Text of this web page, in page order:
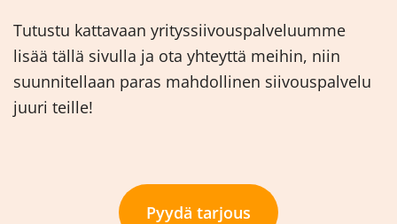
Tutustu kattavaan yrityssiivouspalveluumme
lisää tällä sivulla ja ota yhteyttä meihin, niin
suunnitellaan paras mahdollinen siivouspalvelu
juuri teille!
Pyydä tarjous